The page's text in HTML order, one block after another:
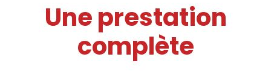
Une prestation
complète